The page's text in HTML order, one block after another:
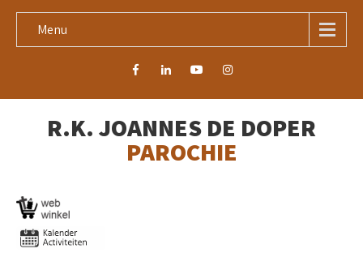
Menu
R.K. JOANNES DE DOPER
PAROCHIE